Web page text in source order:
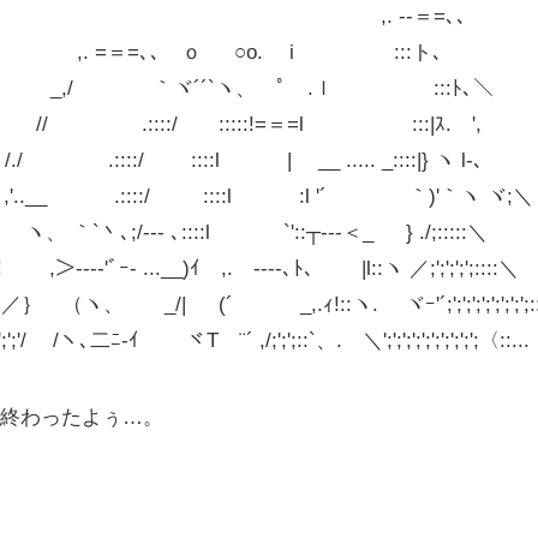
　　　　　　　　　　　　　　　　　　,. -‐＝=､､
　 ○o. 　i 　　 　　 :::ト､
ヾ´´`ヽ、　ﾟ　.ｌ 　 　　 　:::ﾄ､＼
　　:::::!=＝=l　　　　　 :::|ｽ.　',
　　 ::::l　　　 |　 __ ..... _::::|} ヽ l-､
　　　.::::/ 　　 ::::l　　　 :l '´　　　　｀)'｀ヽ ヾ;＼
､;/‐‐- ､::::l　　 　 `'::┬‐--＜_ 　 } ./;:::::＼
‐'ﾞｰ- ...__)ｲ　,.　-‐‐-､ﾄ､　　 |l::ヽ ／;';';';';::::＼
｝　（ヽ、　　_/| 　 (´　　　 _,.ｨ!::ヽ. 　ヾｰ'´;';';';';';';';';::
/ヽ､二ﾆ-ｲ　　 ヾT　¨´ ,/;';';::`、.　＼';';';';';';';';';';〈::...
わったよぅ…。